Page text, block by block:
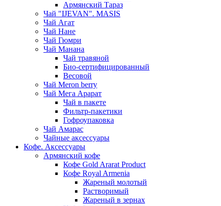
Армянский Тараз
Чай "IJEVAN". MASIS
Чай Агат
Чай Нане
Чай Гюмри
Чай Манана
Чай травяной
Био-сертифицированный
Весовой
Чай Meron berry
Чай Мега Арарат
Чай в пакете
Фильтр-пакетики
Гофроупаковка
Чай Амарас
Чайные аксессуары
Кофе. Аксессуары
Армянский кофе
Кофе Gold Ararat Product
Кофе Royal Armenia
Жареный молотый
Растворимый
Жареный в зернах